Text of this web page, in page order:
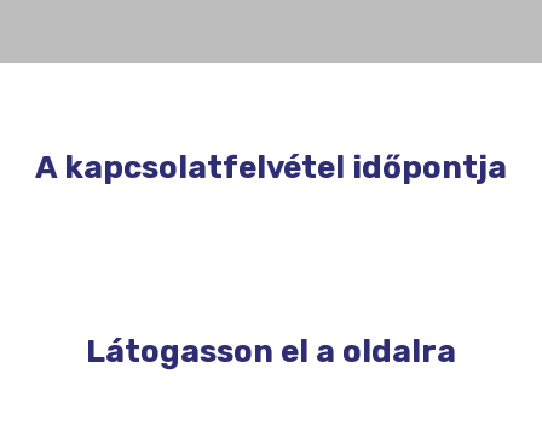
Látogasson el a oldalra
A kapcsolatfelvétel időpontja